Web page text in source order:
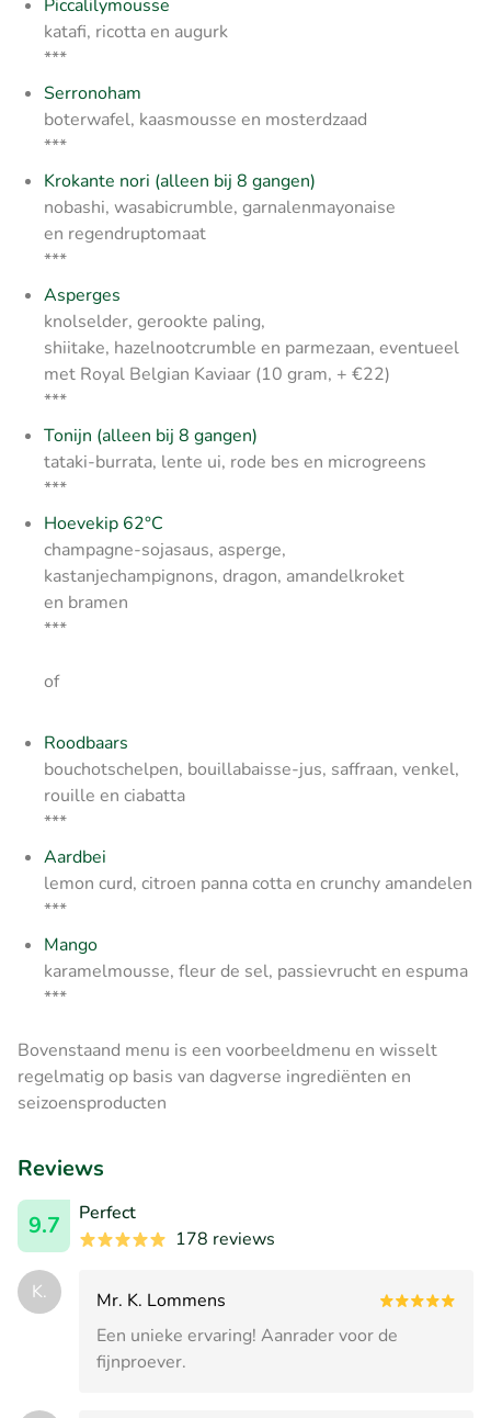
Piccalilymousse
katafi, ricotta en augurk
***
Serronoham
boterwafel, kaasmousse en mosterdzaad
***
Krokante nori (alleen bij 8 gangen)
nobashi, wasabicrumble, garnalenmayonaise
en regendruptomaat
***
Asperges
knolselder, gerookte paling,
shiitake, hazelnootcrumble en parmezaan, eventueel
met Royal Belgian Kaviaar (10 gram, + €22)
***
Tonijn (alleen bij 8 gangen)
tataki-burrata, lente ui, rode bes en microgreens
***
Hoevekip 62°C
champagne-sojasaus, asperge,
kastanjechampignons, dragon, amandelkroket
en bramen
***
of
Roodbaars
bouchotschelpen, bouillabaisse-jus, saffraan, venkel,
rouille en ciabatta
***
Aardbei
lemon curd, citroen panna cotta en crunchy amandelen
***
Mango
karamelmousse, fleur de sel, passievrucht en espuma
***
Bovenstaand menu is een voorbeeldmenu en wisselt
regelmatig op basis van dagverse ingrediënten en
seizoensproducten
Reviews
9.7
Perfect
178 reviews
K.
Mr. K. Lommens
Een unieke ervaring! Aanrader voor de
fijnproever.